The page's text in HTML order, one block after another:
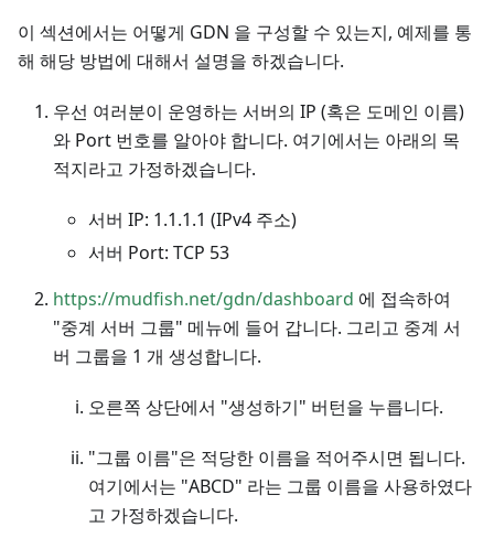
이 섹션에서는 어떻게 GDN 을 구성할 수 있는지, 예제를 통
해 해당 방법에 대해서 설명을 하겠습니다.
우선 여러분이 운영하는 서버의 IP (혹은 도메인 이름)
와 Port 번호를 알아야 합니다. 여기에서는 아래의 목
적지라고 가정하겠습니다.
서버 IP: 1.1.1.1 (IPv4 주소)
서버 Port: TCP 53
https://mudfish.net/gdn/dashboard 에 접속하여
"중계 서버 그룹" 메뉴에 들어 갑니다. 그리고 중계 서
버 그룹을 1 개 생성합니다.
오른쪽 상단에서 "생성하기" 버턴을 누릅니다.
"그룹 이름"은 적당한 이름을 적어주시면 됩니다.
여기에서는 "ABCD" 라는 그룹 이름을 사용하였다
고 가정하겠습니다.